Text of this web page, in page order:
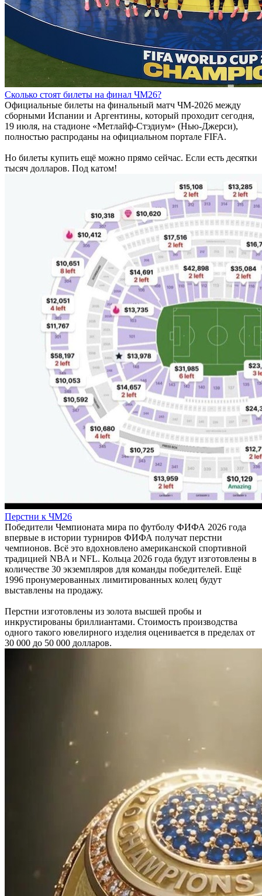
Сколько стоят билеты на финал ЧМ26?
Официальные билеты на финальный матч ЧМ-2026 между
сборными Испании и Аргентины, который проходит сегодня,
19 июля, на стадионе «Метлайф-Стэдиум» (Нью-Джерси),
полностью распроданы на официальном портале FIFA.
Но билеты купить ещё можно прямо сейчас. Если есть десятки
тысяч долларов. Под катом!
Перстни к ЧМ26
Победители Чемпионата мира по футболу ФИФА 2026 года
впервые в истории турниров ФИФА получат перстни
чемпионов. Всё это вдохновлено американской спортивной
традицией NBA и NFL. Кольца 2026 года будут изготовлены в
количестве 30 экземпляров для команды победителей. Ещё
1996 пронумерованных лимитированных колец будут
выставлены на продажу.
Перстни изготовлены из золота высшей пробы и
инкрустированы бриллиантами. Стоимость производства
одного такого ювелирного изделия оценивается в пределах от
30 000 до 50 000 долларов.